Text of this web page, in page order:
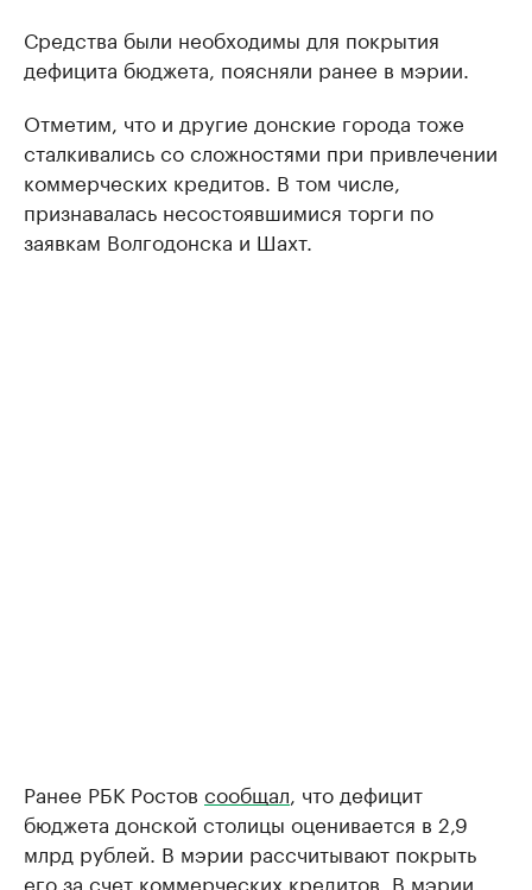
Средства были необходимы для покрытия
дефицита бюджета, поясняли ранее в мэрии.
Отметим, что и другие донские города тоже
сталкивались со сложностями при привлечении
коммерческих кредитов. В том числе,
признавалась несостоявшимися торги по
заявкам Волгодонска и Шахт.
Ранее РБК Ростов сообщал , что дефицит
бюджета донской столицы оценивается в 2,9
млрд рублей. В мэрии рассчитывают покрыть
его за счет коммерческих кредитов. В мэрии